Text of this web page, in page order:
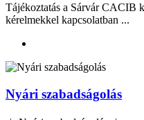
Tájékoztatás a Sárvár CACIB
kérelmekkel kapcsolatban ...
Nyári szabadságolás